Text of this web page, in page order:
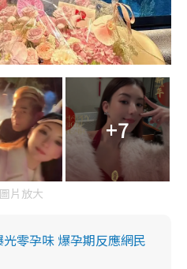
+7
片放大
零孕味 爆孕期反應網民